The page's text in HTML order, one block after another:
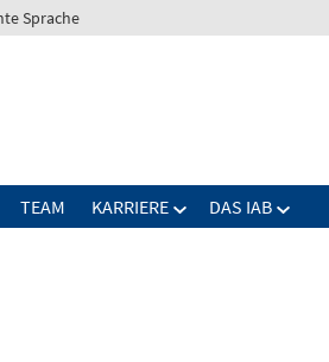
Sprache
TEAM KARRIERE DAS IAB